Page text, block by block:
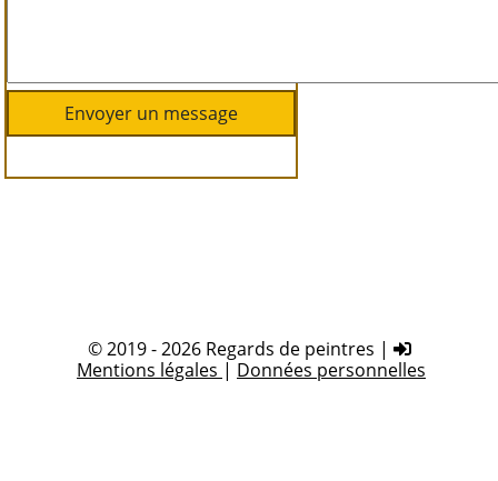
© 2019 - 2026 Regards de peintres |
Mentions légales | Données personnelles